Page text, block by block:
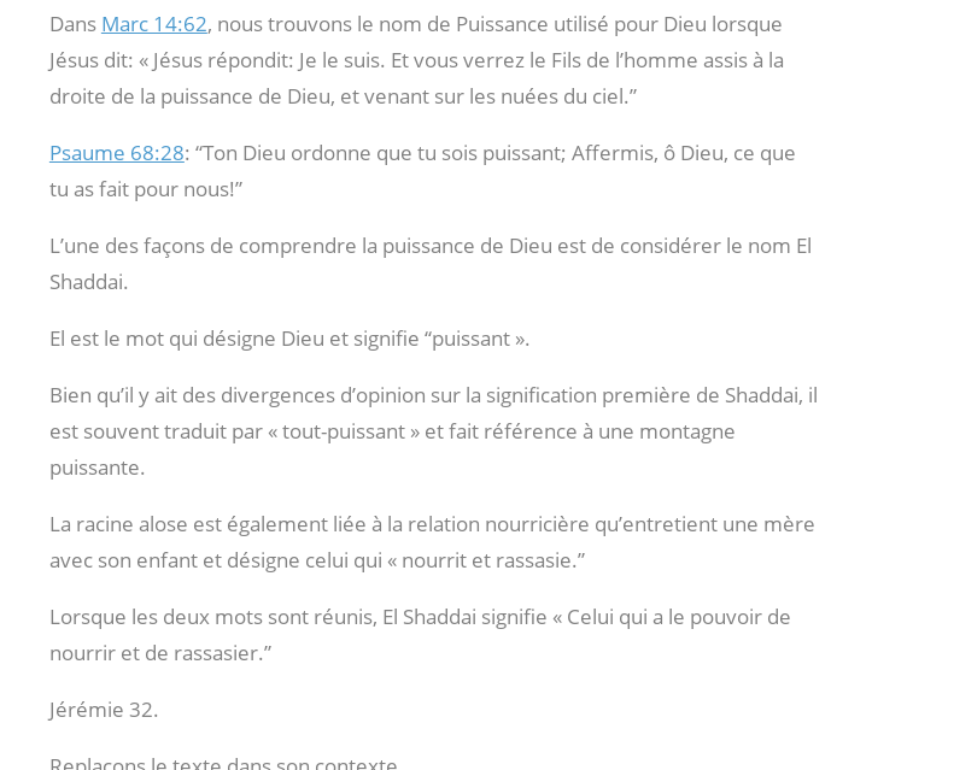
Dans Marc 14:62, nous trouvons le nom de Puissance utilisé pour Dieu lorsque
Jésus dit: « Jésus répondit: Je le suis. Et vous verrez le Fils de l’homme assis à la
droite de la puissance de Dieu, et venant sur les nuées du ciel.”
Psaume 68:28: “Ton Dieu ordonne que tu sois puissant; Affermis, ô Dieu, ce que
tu as fait pour nous!”
L’une des façons de comprendre la puissance de Dieu est de considérer le nom El
Shaddai.
El est le mot qui désigne Dieu et signifie “puissant ».
Bien qu’il y ait des divergences d’opinion sur la signification première de Shaddai, il
est souvent traduit par « tout-puissant » et fait référence à une montagne
puissante.
La racine alose est également liée à la relation nourricière qu’entretient une mère
avec son enfant et désigne celui qui « nourrit et rassasie.”
Lorsque les deux mots sont réunis, El Shaddai signifie « Celui qui a le pouvoir de
nourrir et de rassasier.”
Jérémie 32.